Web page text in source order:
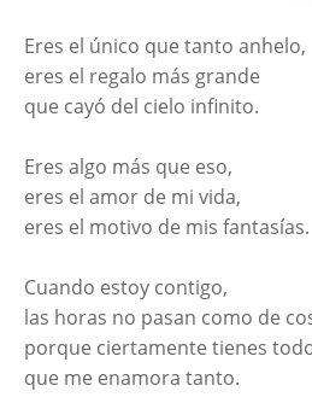
Eres el único que tanto anhelo,
eres el regalo más grande
que cayó del cielo infinito.
Eres algo más que eso,
eres el amor de mi vida,
eres el motivo de mis fantasías.
Cuando estoy contigo,
las horas no pasan como de
porque ciertamente tienes
que me enamora tanto.